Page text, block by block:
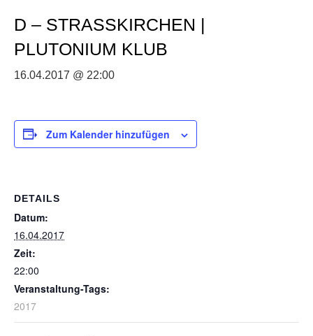
D – STRASSKIRCHEN |
PLUTONIUM KLUB
16.04.2017 @ 22:00
Zum Kalender hinzufügen
DETAILS
Datum:
16.04.2017
Zeit:
22:00
Veranstaltung-Tags:
2017